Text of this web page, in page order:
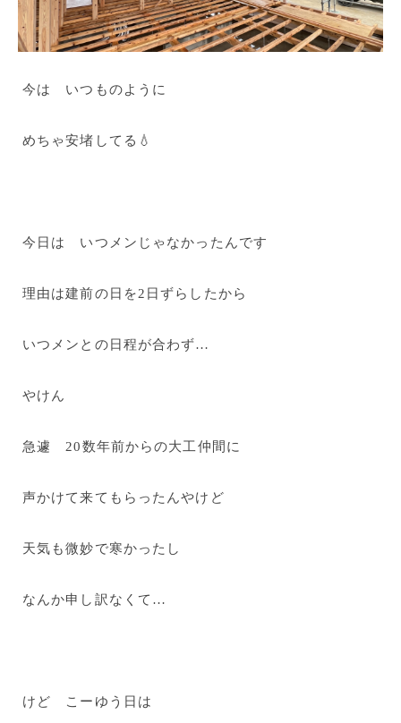
今は いつものように
めちゃ安堵してる💧
今日は いつメンじゃなかったんです
理由は建前の日を2日ずらしたから
いつメンとの日程が合わず…
やけん
急遽 20数年前からの大工仲間に
声かけて来てもらったんやけど
天気も微妙で寒かったし
なんか申し訳なくて…
けど こーゆう日は